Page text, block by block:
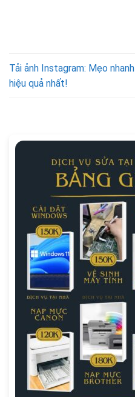
Tải ảnh Instagram: Mẹo nhanh
hiệu quả nhất!